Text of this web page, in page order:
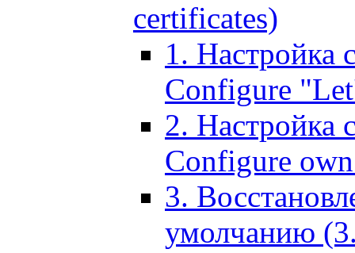
certificates)
1. Настройка
Configure
2. Настройка
Configure
3.
умолчанию